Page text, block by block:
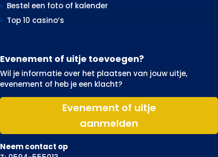
Bestel een foto of kalender
Top 10 casino’s
Evenement of uitje toevoegen?
Wil je informatie over het plaatsen van jouw uitje,
evenement of heb je een klacht?
Evenement of uitje
aanmelden
Neem contact op